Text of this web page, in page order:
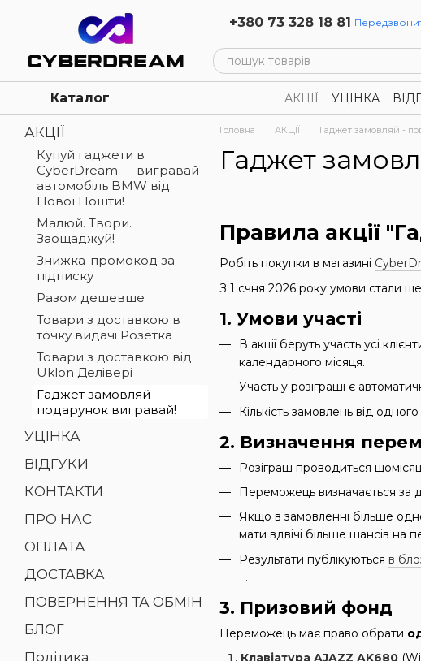
Перейти до основного контенту
+380 73 328 18 81
Каталог АКЦІЇ УЦІНКА
Політика
Головна АКЦІЇ Гаджет замовляй -
Гаджет
Правила акції
Робіть покупки в магазині
З 1 счня 2026 року умови стали
1. Умови участі
В акції беруть участь усі
календарного місяця.
Участь у розіграші є
Кількість замовлень від
2. Визначення
Розіграш проводиться
Переможець визначається за
Якщо в замовленні більше
мати вдвічі більше шансів на
Результати публікуються в
.
3. Призовий фонд
Переможець має право обрати
Клавіатура AJAZZ AK680
АКЦІЇ
Купуй гаджети в
CyberDream — вигравай
автомобіль BMW від
Нової Пошти!
Малюй. Твори.
Заощаджуй!
Знижка-промокод за
підписку
Разом дешевше
Товари з доставкою в
точку видачі Розетка
Товари з доставкою від
Uklon Делівері
Гаджет замовляй -
подарунок вигравай!
УЦІНКА
ВІДГУКИ
КОНТАКТИ
ПРО НАС
ОПЛАТА
ДОСТАВКА
ПОВЕРНЕННЯ ТА ОБМІН
БЛОГ
Політика